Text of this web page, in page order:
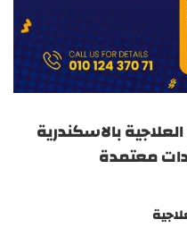
بالاسكندرية